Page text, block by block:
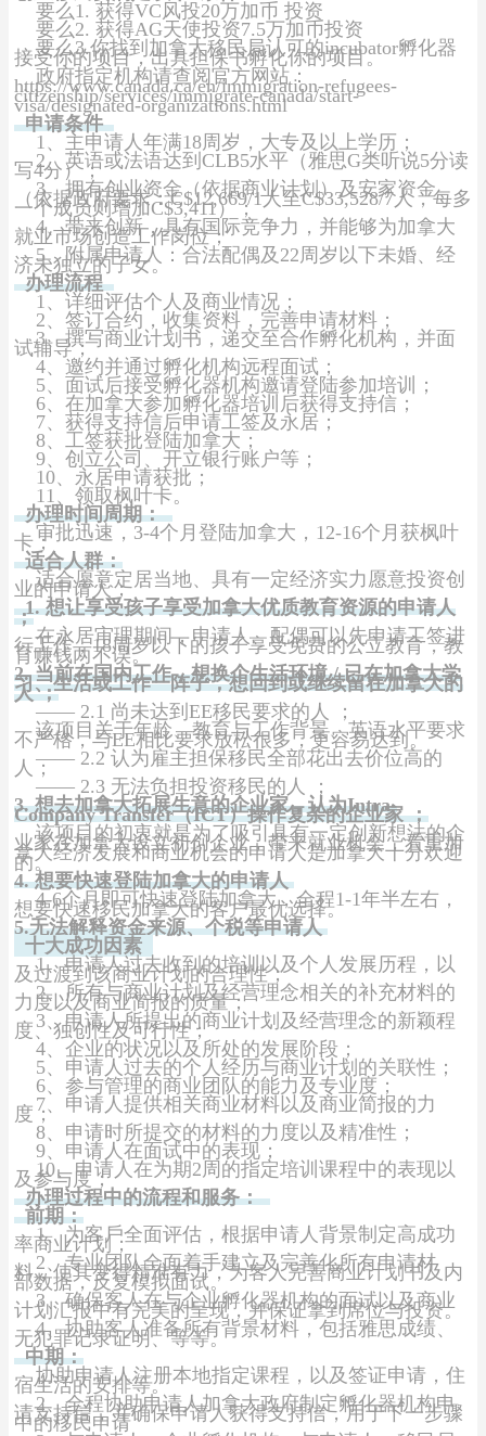
要么1. 获得VC风投20万加币 投资
要么2. 获得AG天使投资7.5万加币投资
要么3.你找到加拿大移民局认可的incubator孵化器
接受你的项目，出具担保书孵化你的项目。
政府指定机构请查阅官方网站：
https://www.canada.ca/en/immigration-refugees-
citizenship/services/immigrate-canada/start-
visa/designated-organizations.html
申请条件
1、主申请人年满18周岁，大专及以上学历；
2、英语或法语达到CLB5水平（雅思G类听说5分读
写4分）；
3、拥有创业资金（依据商业计划）及安家资金
（依据政府要求：C$12,669/1人至C$33,528/7人，每多
一个成员则增加C$3,411）；
4、带来创新，具有国际竞争力，并能够为加拿大
就业市场创造工作岗位；
5、附属申请人：合法配偶及22周岁以下未婚、经
济未独立的子女。
办理流程
1、详细评估个人及商业情况；
2、签订合约，收集资料，完善申请材料；
3、撰写商业计划书，递交至合作孵化机构，并面
试辅导；
4、邀约并通过孵化机构远程面试；
5、面试后接受孵化器机构邀请登陆参加培训；
6、在加拿大参加孵化器培训后获得支持信；
7、获得支持信后申请工签及永居；
8、工签获批登陆加拿大；
9、创立公司、开立银行账户等；
10、永居申请获批；
11、领取枫叶卡。
办理时间周期：
审批迅速，3-4个月登陆加拿大，12-16个月获枫叶
卡；
适合人群：
适合愿意定居当地、具有一定经济实力愿意投资创
业的申请人；
1. 想让享受孩子享受加拿大优质教育资源的申请人
；
在永居审理期间，申请人、配偶可以先申请工签进
行工作，18周岁以下的孩子享受免费的公立教育，教
育赚钱两不误。
2. 当前在国内工作，想换个生活环境 / 已在加拿大学
习、生活或工作一阵子，想回到或继续留在加拿大的
人 ；
—— 2.1 尚未达到EE移民要求的人 ；
该项目关于年龄、教育与工作背景、英语水平要求
不严格，与EE相比要求放松很多，更容易达到。
—— 2.2 认为雇主担保移民全部花出去价位高的
人；
—— 2.3 无法负担投资移民的人 ；
3. 想去加拿大拓展生意的企业家，认为Intra-
Company Transfer（ICT）操作复杂的企业家 ；
该项目的初衷就是为了吸引具有一定创新想法的企
业家在加拿大设立初创企业，带来就业机会，看重加
拿大经济发展和商业机会的申请人是加拿大十分欢迎
的。
4. 想要快速登陆加拿大的申请人
4-6个月即可快速登陆加拿大，全程1-1年半左右，
想要快速移民加拿大的客户最优选择。
5.无法解释资金来源、个税等申请人
十大成功因素
1、申请人过去收到的培训以及个人发展历程，以
及过渡到该商业计划的合理性；
2、所有与商业计划及经营理念相关的补充材料的
力度以及商业简报的质量；
3、申请人所提出的商业计划及经营理念的新颖程
度、独创性及可行性；
4、企业的状况以及所处的发展阶段；
5、申请人过去的个人经历与商业计划的关联性；
6、参与管理的商业团队的能力及专业度；
7、申请人提供相关商业材料以及商业简报的力
度；
8、申请时所提交的材料的力度以及精准性；
9、申请人在面试中的表现；
10、申请人在为期2周的指定培训课程中的表现以
及参与度；
办理过程中的流程和服务：
前期：
1、为客戶全面评估，根据申请人背景制定高成功
率商业计划；
2、专业团队全面着手建立及完善化所有申请材
料，使其变得精准有力，为客人完善商业计划书及内
部数据，反复模拟面试。
3、确保客人在与企业孵化器机构的面试以及商业
计划汇报中有完美的呈现，并保证拿到席位与投资。
4、协助客人准备所有背景材料，包括雅思成绩、
无犯罪记录证明、等等。
中期：
协助申请人注册本地指定课程，以及签证申请，住
宿生活的安排等。
2、全程协助申请人加拿大政府制定孵化器机构申
请支持信，并确保申请人获得支持信，用于下一步骤
中的移民申请